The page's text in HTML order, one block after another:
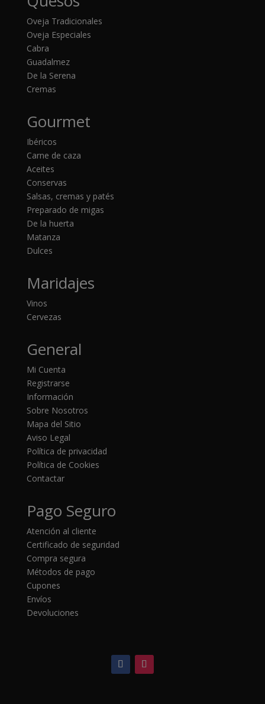
Oveja Tradicionales
Oveja Especiales
Cabra
Guadalmez
De la Serena
Cremas
Gourmet
Ibéricos
Carne de caza
Aceites
Conservas
Salsas, cremas y patés
Preparado de migas
De la huerta
Matanza
Dulces
Maridajes
Vinos
Cervezas
General
Mi Cuenta
Registrarse
Información
Sobre Nosotros
Mapa del Sitio
Aviso Legal
Política de privacidad
Política de Cookies
Contactar
Pago Seguro
Atención al cliente
Certificado de seguridad
Compra segura
Métodos de pago
Cupones
Envíos
Devoluciones